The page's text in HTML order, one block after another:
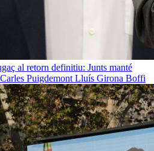
al retorn definitiu: Junts manté
Puigdemont Lluís Girona Boffi